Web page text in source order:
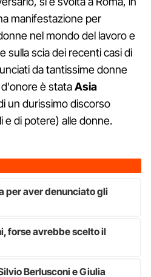
manifestazione per
nel mondo del lavoro e
sulla scia dei recenti casi di
da tantissime donne
è stataAsia
un durissimo discorso
e di potere) alle donne.
per aver denunciato gli
forse avrebbe scelto il
Berlusconi e Giulia